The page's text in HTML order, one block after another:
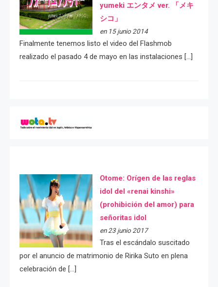
yumeki エンタメ ver. 「メキ
シコ」
en 15 junio 2014
Finalmente tenemos listo el video del Flashmob
realizado el pasado 4 de mayo en las instalaciones […]
Otome: Orígen de las reglas
idol del «renai kinshi»
(prohibición del amor) para
señoritas idol
en 23 junio 2017
Tras el escándalo suscitado
por el anuncio de matrimonio de Ririka Suto en plena
celebración de […]